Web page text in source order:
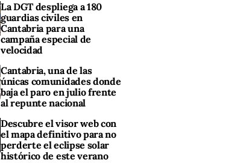
La DGT despliega a 180
guardias civiles en
Cantabria para una
campaña especial de
velocidad
Cantabria, una de las
únicas comunidades donde
baja el paro en julio frente
al repunte nacional
Descubre el visor web con
el mapa definitivo para no
perderte el eclipse solar
histórico de este verano